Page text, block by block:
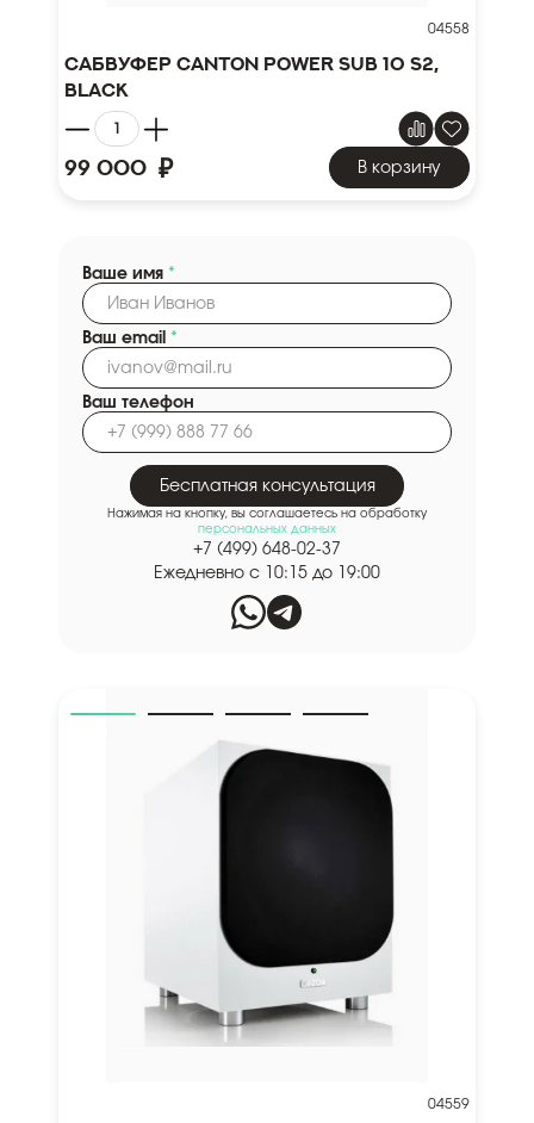
04558
Сабвуфер Canton Power Sub 10 S2,
black
99 000 ₽ В корзину
04559
Ваше имя *
Ваш email *
Ваш телефон
Бесплатная консультация
Нажимая на кнопку, вы соглашаетесь на обработку
персональных данных
+7 (499) 648-02-37
Ежедневно с 10:15 до 19:00